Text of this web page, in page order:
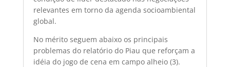
relevantes em torno da agenda socioambiental
global.
No mérito seguem abaixo os principais
problemas do relatório do Piau que reforçam a
idéia do jogo de cena em campo alheio (3).